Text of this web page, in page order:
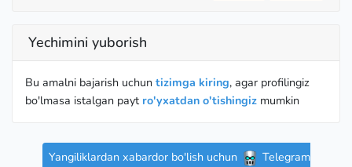
Yechimini yuborish
Bu amalni bajarish uchun tizimga kiring, agar profilingiz
bo'lmasa istalgan payt ro'yxatdan o'tishingiz mumkin
Yangiliklardan xabardor bo'lish uchun
Telegram